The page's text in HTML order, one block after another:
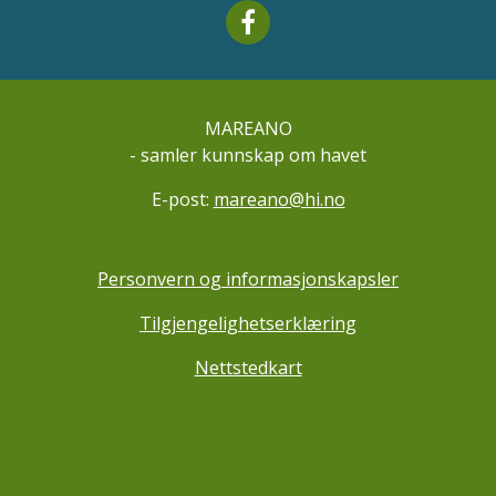
Mareano facebook
MAREANO
- samler kunnskap om havet
E-post: mareano@hi.no
Personvern og informasjonskapsler
Tilgjengelighetserklæring
Nettstedkart